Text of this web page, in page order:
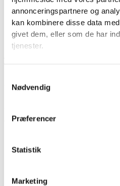
annonceringspartnere og
kan kombinere disse data
givet dem, eller som de har
tjenester.
Nødvendig
Præferencer
Statistik
Marketing
glimmer, tilbehør, kam, kæledyr
Funktioner:
– Vend kostumes overdel om
svampekammen med iskoldt
Alder: 3 år
Dette felt er skjult, når du får vist